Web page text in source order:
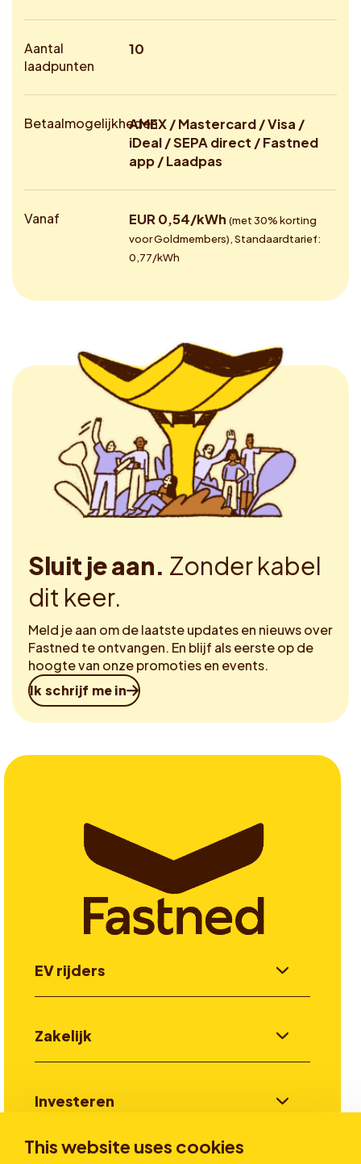
This website uses cookies
Aantal
laadpunten
10
BetaalmogelijkhedenAMEX / Mastercard / Visa /
iDeal / SEPA direct / Fastned
app / Laadpas
Vanaf EUR 0,54/kWh (met 30% korting
voor Goldmembers), Standaardtarief:
0,77/kWh
Sluit je aan. Zonder kabel
dit keer.
Meld je aan om de laatste updates en nieuws over
Fastned te ontvangen. En blijf als eerste op de
hoogte van onze promoties en events.
Ik schrijf me in
EV rijders
Zakelijk
Investeren